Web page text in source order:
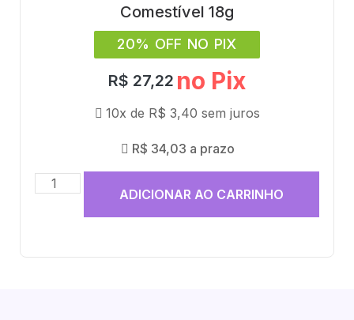
Comestível 18g
20% OFF NO PIX
R$ 27,22 no Pix
10x de R$ 3,40 sem juros
R$ 34,03 a prazo
ADICIONAR AO CARRINHO